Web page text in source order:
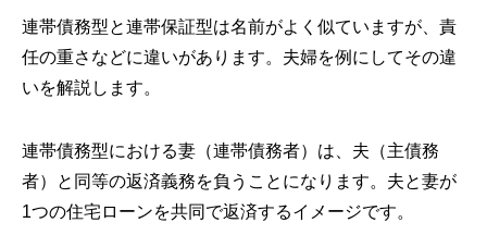
連帯債務型と連帯保証型は名前がよく似ていますが、責
任の重さなどに違いがあります。夫婦を例にしてその違
いを解説します。
連帯債務型における妻（連帯債務者）は、夫（主債務
者）と同等の返済義務を負うことになります。夫と妻が
1つの住宅ローンを共同で返済するイメージです。